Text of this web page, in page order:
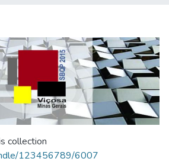
collection
123456789/6007